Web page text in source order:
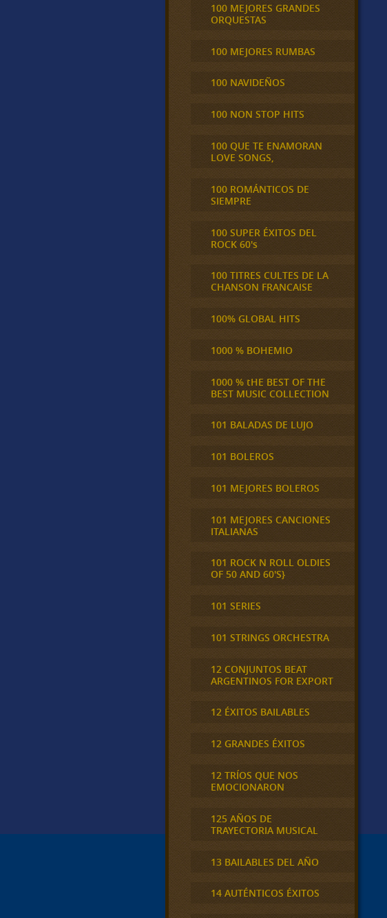
100 MEJORES GRANDES
ORQUESTAS
100 MEJORES RUMBAS
100 NAVIDEÑOS
100 NON STOP HITS
100 QUE TE ENAMORAN
LOVE SONGS,
100 ROMÁNTICOS DE
SIEMPRE
100 SUPER ÉXITOS DEL
ROCK 60's
100 TITRES CULTES DE LA
CHANSON FRANCAISE
100% GLOBAL HITS
1000 % BOHEMIO
1000 % tHE BEST OF THE
BEST MUSIC COLLECTION
101 BALADAS DE LUJO
101 BOLEROS
101 MEJORES BOLEROS
101 MEJORES CANCIONES
ITALIANAS
101 ROCK N ROLL OLDIES
OF 50 AND 60'S}
101 SERIES
101 STRINGS ORCHESTRA
12 CONJUNTOS BEAT
ARGENTINOS FOR EXPORT
12 ÉXITOS BAILABLES
12 GRANDES ÉXITOS
12 TRÍOS QUE NOS
EMOCIONARON
125 AÑOS DE
TRAYECTORIA MUSICAL
13 BAILABLES DEL AÑO
14 AUTÉNTICOS ÉXITOS